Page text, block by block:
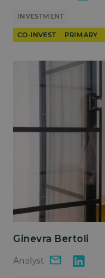
INVESTMENT
CO-INVEST PRIMARY
Ginevra Bertoli
Analyst